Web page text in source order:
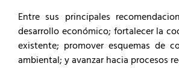
Entre sus principales
desarrollo económico; fortalecer la
existente; promover esquemas de
ambiental; y avanzar hacia procesos